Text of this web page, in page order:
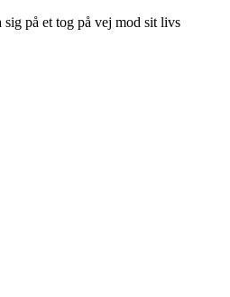
på et tog på vej mod sit livs